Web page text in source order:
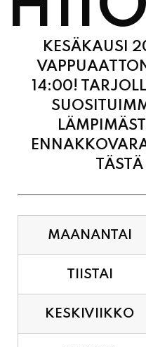
14:00!
TIISTAI
KESKIVIIKKO
TORSTAI
PERJANTAI